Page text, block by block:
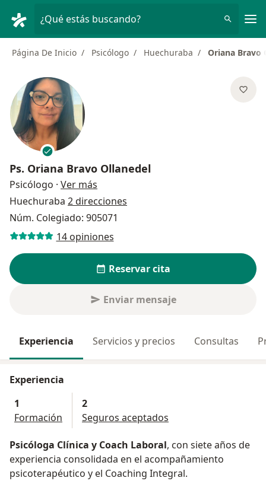
¿Qué estás buscando?
Página De Inicio Psicólogo Huechuraba Oriana Bravo
Ps. Oriana Bravo Ollanedel
Psicólogo · Ver más
Huechuraba 2 direcciones
Núm. Colegiado: 905071
14 opiniones
Reservar cita
Enviar mensaje
Experiencia Servicios y precios Consultas
Experiencia
1
Formación
2
Seguros aceptados
Psicóloga Clínica y Coach Laboral, con siete años de
experiencia consolidada en el acompañamiento
psicoterapéutico y el Coaching Integral.